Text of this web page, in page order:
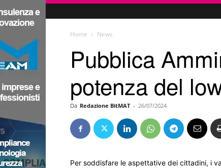
Home News
Pubblica
potenza del
Da Redazione BitMAT - 26/07/2024
Per soddisfare le aspettative dei cittadini, i